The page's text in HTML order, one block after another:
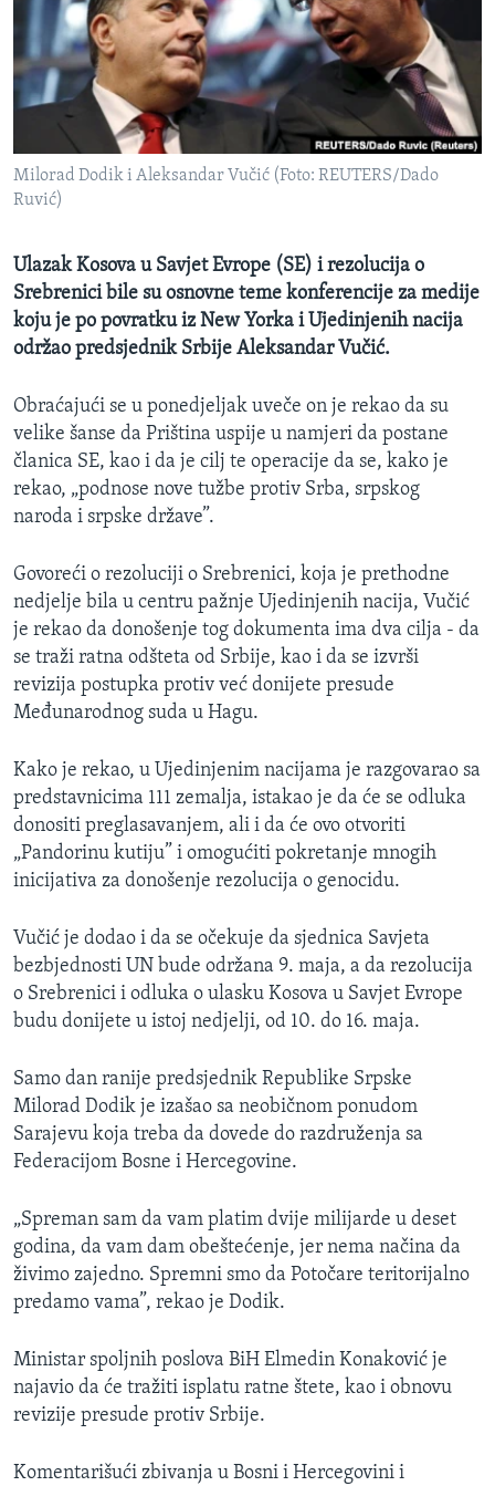
MAGAZIN
O GLASU AMERIKE
Learning English
PRATITE NAS
Jezici
Milorad Dodik i Aleksandar Vučić (Foto: REUTERS/Dado
Ruvić)
Ulazak Kosova u Savjet Evrope (SE) i rezolucija o
Srebrenici bile su osnovne teme konferencije za medije
koju je po povratku iz New Yorka i Ujedinjenih nacija
održao predsjednik Srbije Aleksandar Vučić.
Obraćajući se u ponedjeljak uveče on je rekao da su
velike šanse da Priština uspije u namjeri da postane
članica SE, kao i da je cilj te operacije da se, kako je
rekao, „podnose nove tužbe protiv Srba, srpskog
naroda i srpske države”.
Govoreći o rezoluciji o Srebrenici, koja je prethodne
nedjelje bila u centru pažnje Ujedinjenih nacija, Vučić
je rekao da donošenje tog dokumenta ima dva cilja - da
se traži ratna odšteta od Srbije, kao i da se izvrši
revizija postupka protiv već donijete presude
Međunarodnog suda u Hagu.
Kako je rekao, u Ujedinjenim nacijama je razgovarao sa
predstavnicima 111 zemalja, istakao je da će se odluka
donositi preglasavanjem, ali i da će ovo otvoriti
„Pandorinu kutiju” i omogućiti pokretanje mnogih
inicijativa za donošenje rezolucija o genocidu.
Vučić je dodao i da se očekuje da sjednica Savjeta
bezbjednosti UN bude održana 9. maja, a da rezolucija
o Srebrenici i odluka o ulasku Kosova u Savjet Evrope
budu donijete u istoj nedjelji, od 10. do 16. maja.
Samo dan ranije predsjednik Republike Srpske
Milorad Dodik je izašao sa neobičnom ponudom
Sarajevu koja treba da dovede do razdruženja sa
Federacijom Bosne i Hercegovine.
„Spreman sam da vam platim dvije milijarde u deset
godina, da vam dam obeštećenje, jer nema načina da
živimo zajedno. Spremni smo da Potočare teritorijalno
predamo vama”, rekao je Dodik.
Ministar spoljnih poslova BiH Elmedin Konaković je
najavio da će tražiti isplatu ratne štete, kao i obnovu
revizije presude protiv Srbije.
Komentarišući zbivanja u Bosni i Hercegovini i